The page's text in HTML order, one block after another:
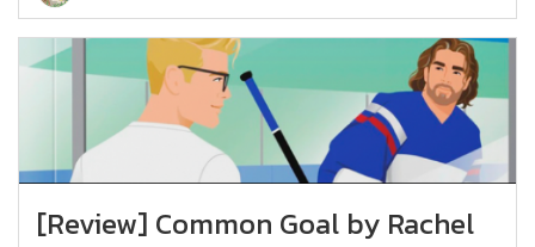
[Review] Common Goal by Rachel